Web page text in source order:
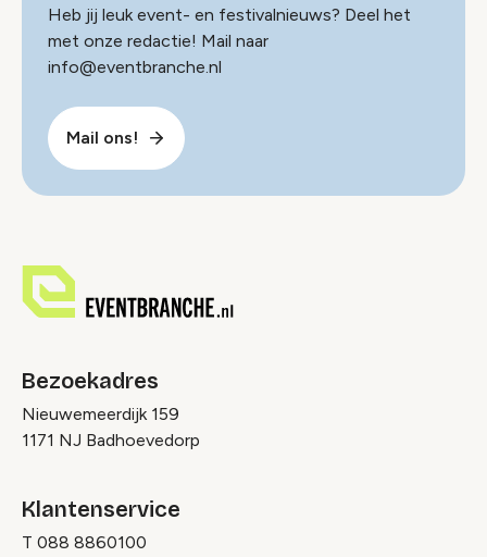
Heb jij leuk event- en festivalnieuws? Deel het
met onze redactie! Mail naar
info@eventbranche.nl
Mail ons!
Bezoekadres
Nieuwemeerdijk 159
1171 NJ Badhoevedorp
Klantenservice
T 088 8860100